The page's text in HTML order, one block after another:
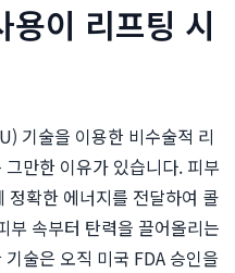
이 리프팅 시
기술을 이용한 비수술적 리
만한 이유가 있습니다. 피부
정확한 에너지를 전달하여 콜
부 속부터 탄력을 끌어올리는
술은 오직 미국 FDA 승인을